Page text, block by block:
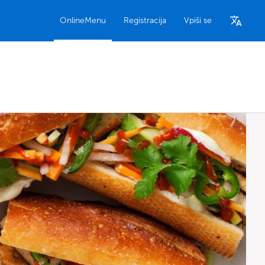
OnlineMenu Registracija Vpiši se